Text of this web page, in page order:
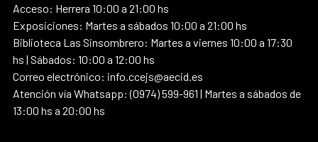
Acceso: Herrera 10:00 a 21:00 hs
Exposiciones: Martes a sábados 10:00 a 21:00 hs
Biblioteca Las Sinsombrero: Martes a viernes 10:00 a 17:30
hs | Sábados: 10:00 a 12:00 hs
Correo electrónico: info.ccejs@aecid.es
Atención vía Whatsapp: (0974) 599-961 | Martes a sábados de
13:00 hs a 20:00 hs